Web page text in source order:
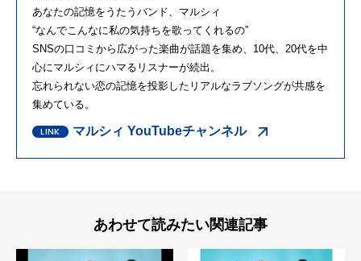
あなたの記憶をうたうバンド、マルシィ
“なんでこんなに私の気持ちを歌ってくれるの”
SNSの口コミから広がった楽曲が話題を集め、10代、20代を中
心にマルシィにハマるリスナーが続出。
忘れられない恋の記憶を投影したリアルなラブソングが共感を
集めている。
マルシィ YouTubeチャンネル
あわせて読みたい関連記事